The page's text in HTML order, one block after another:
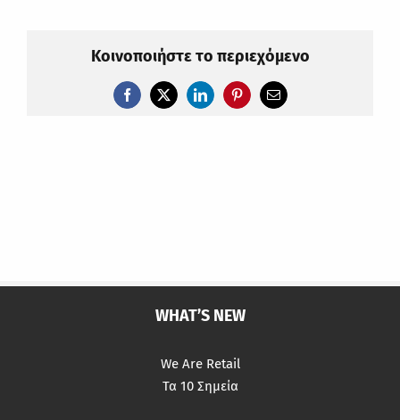
Κοινοποιήστε το περιεχόμενο
Facebook
X LinkedInPinterestEmail
WHAT’S NEW
We Are Retail
Τα 10 Σημεία